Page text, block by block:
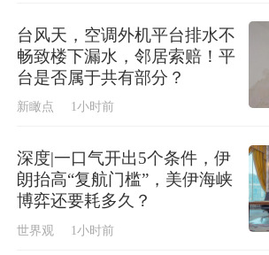
台风天，空调外机平台排水不
畅致楼下漏水，邻居索赔！平
台是否属于共有部分？
新瞰点 1小时前
深度|一口气开出5个条件，伊
朗抬高“复航门槛”，美伊海峡
博弈还要耗多久？
世界观 1小时前